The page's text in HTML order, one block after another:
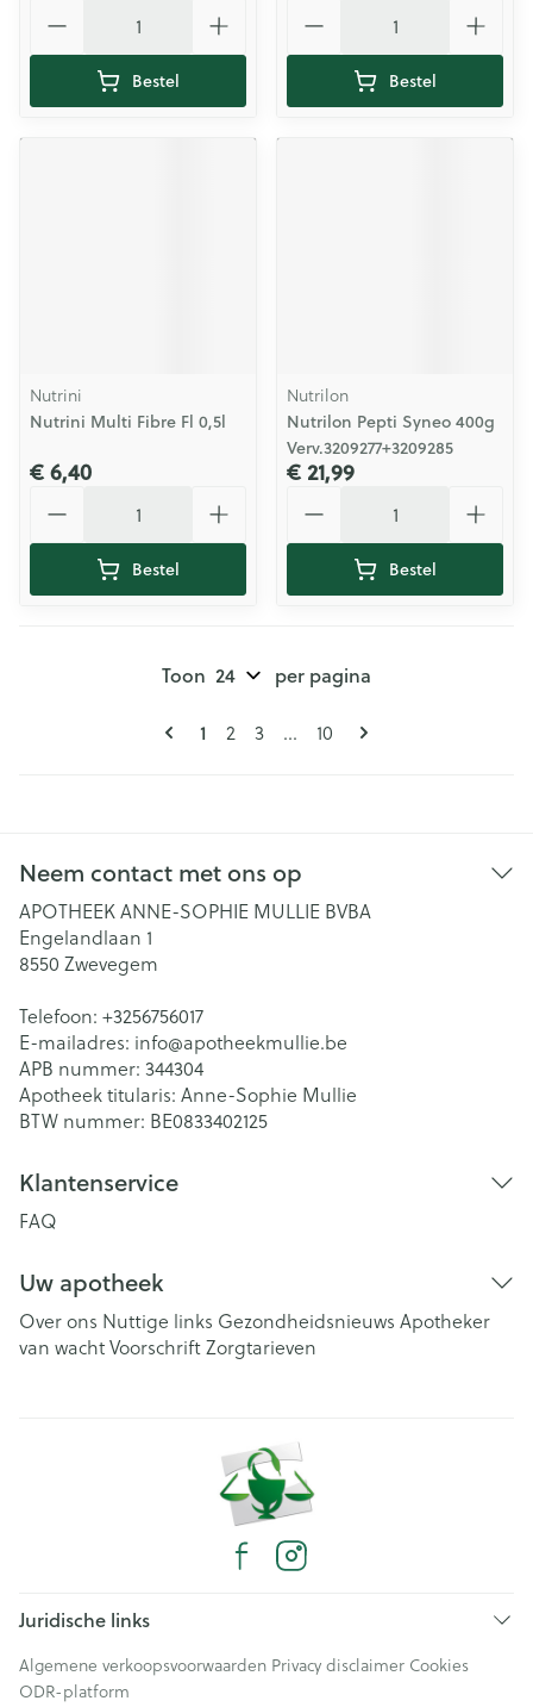
Bestel Bestel
Nutrini
Nutrini Multi Fibre Fl 0,5l
€ 6,40
Bestel
Nutrilon
Nutrilon Pepti Syneo 400g
Verv.3209277+3209285
€ 21,99
Bestel
Pagina's
U lees momenteel pagina
1 Pagina
2 Pagina
3 ... Pagina
10
Toon per pagina
Neem contact met ons op
APOTHEEK ANNE-SOPHIE MULLIE BVBA
Engelandlaan 1
8550 Zwevegem
Telefoon: +3256756017
E-mailadres: info@apotheekmullie.be
APB nummer: 344304
Apotheek titularis: Anne-Sophie Mullie
BTW nummer: BE0833402125
Klantenservice
FAQ
Uw apotheek
Over ons Nuttige links Gezondheidsnieuws Apotheker
van wachtVoorschriftZorgtarieven
Juridische links
Algemene verkoopsvoorwaarden Privacy disclaimer Cookies
ODR-platform